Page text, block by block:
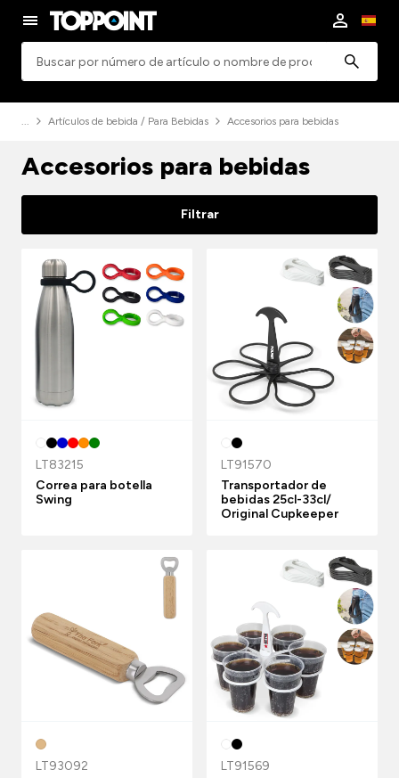
Artículos de bebida / Para Bebidas Accesorios para bebidas
Accesorios para bebidas
Filtrar
LT83215
Correa para botella
Swing
LT91570
Transportador de
bebidas 25cl-33cl/
Original Cupkeeper
LT93092
LT91569